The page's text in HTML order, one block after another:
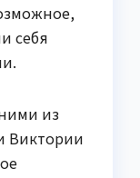
себя
из
Виктории